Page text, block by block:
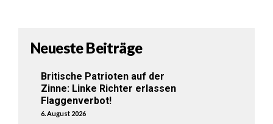
Neueste Beiträge
Britische Patrioten auf der
Zinne: Linke Richter erlassen
Flaggenverbot!
6. August 2026